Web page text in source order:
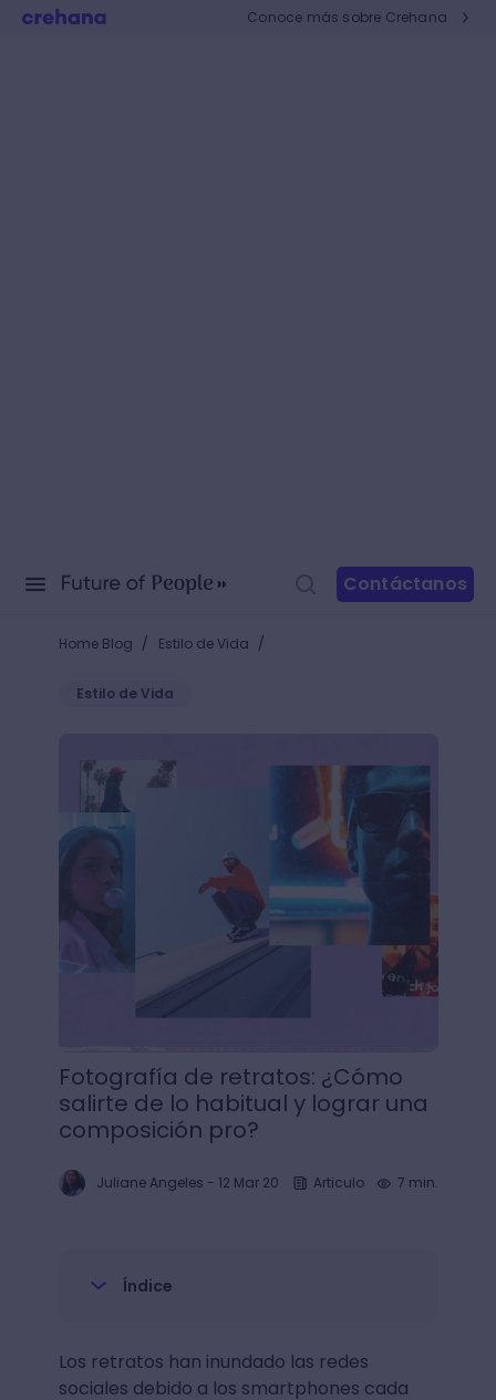
Conoce más sobre Crehana
Contáctanos
Home Blog / Estilo de Vida /
Estilo de Vida
Fotografía de retratos: ¿Cómo
salirte de lo habitual y lograr una
composición pro?
Juliane Angeles - 12 Mar 20 Articulo 7 min.
Índice
Los retratos han inundado las redes
sociales debido a los smartphones cada